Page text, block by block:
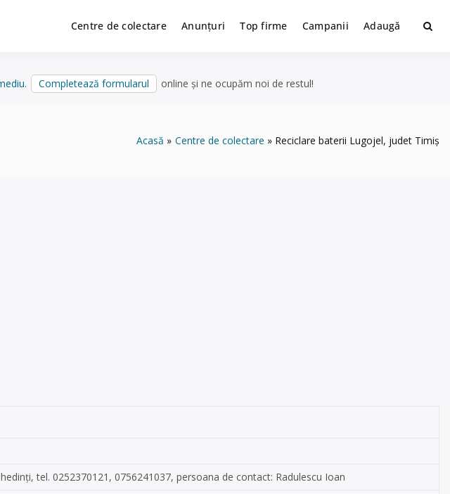
Centre de colectare Anunțuri Top firme Campanii Adaugă
. Completează formularul online și ne ocupăm noi de restul!
Acasă Centre de colectare Reciclare baterii Lugojel, judet Timiș
tel. 0252370121, 0756241037, persoana de contact: Radulescu Ioan